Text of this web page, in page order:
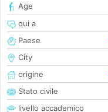
Age
qui a
Paese
City
origine
Stato civile
livello accademico